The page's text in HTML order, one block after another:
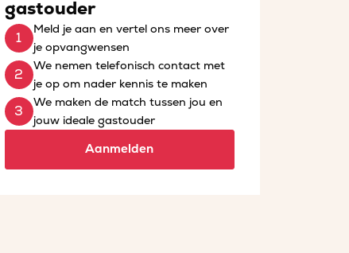
gastouder
Meld je aan en vertel ons meer over
je opvangwensen
We nemen telefonisch contact met
je op om nader kennis te maken
We maken de match tussen jou en
jouw ideale gastouder
Aanmelden